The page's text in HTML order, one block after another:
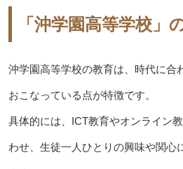
「沖学園高等学校」
沖学園高等学校の教育は、時代に合
おこなっている点が特徴です。
具体的には、ICT教育やオンライン
わせ、生徒一人ひとりの興味や関心